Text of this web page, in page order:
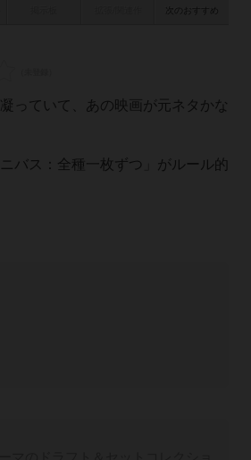
次のおすすめ
っていて、あの映画が元ネタかな
バス：全種一枚ずつ」がルール的